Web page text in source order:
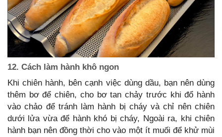
12. Cách làm hành khô ngon
Khi chiên hành, bên cạnh việc dùng dầu, bạn nên dùng
thêm bơ để chiên, cho bơ tan chảy trước khi đổ hành
vào chảo để tránh làm hành bị cháy và chỉ nên chiên
dưới lửa vừa để hành khó bị cháy, Ngoài ra, khi chiên
hành bạn nên đồng thời cho vào một ít muối để khử mùi